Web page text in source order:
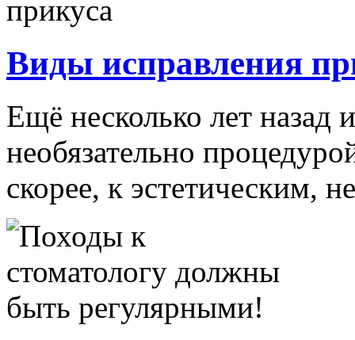
Виды исправления
Ещё несколько лет назад
необязательно
скорее, к эстетическим,